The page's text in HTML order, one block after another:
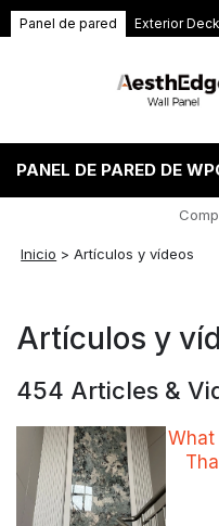
Panel de pared Exterior
PANEL DE PARED DE
Inicio >Artículos y vídeos
Artículos y
454 Articles &
What